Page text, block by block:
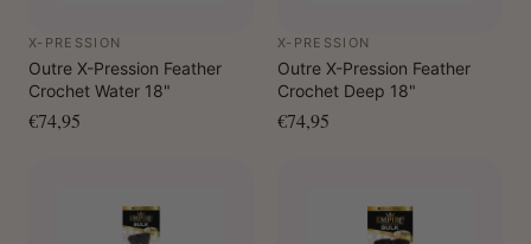
X-PRESSION
Outre X-Pression Feather
Crochet Water 18"
€74,95
X-PRESSION
Outre X-Pression Feather
Crochet Deep 18"
€74,95